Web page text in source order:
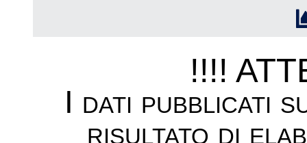
!!!!
I dati pubblicati
risultato di